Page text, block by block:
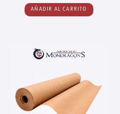
AÑADIR AL CARRITO